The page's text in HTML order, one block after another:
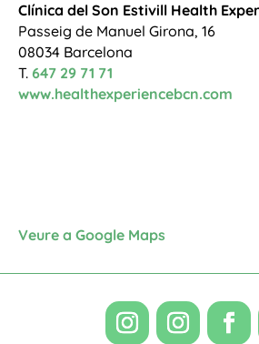
Clínica del Son Estivill Health
Passeig de Manuel Girona, 16
08034 Barcelona
T. 647 29 71 71
www.healthexperiencebcn.com
Veure a Google Maps